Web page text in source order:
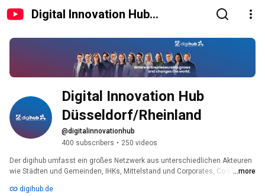
Digital Innovation Hub
Digital Innovation Hub
Düsseldorf/Rheinland
@digitalinnovationhub
400 subscribers • 250 videos
Der digihub umfasst ein großes Netzwerk aus unterschiedlichen Akteuren
wie Städten und Gemeinden, IHKs, Mittelstand und Corporates, Co-Working-
...more
digihub.de